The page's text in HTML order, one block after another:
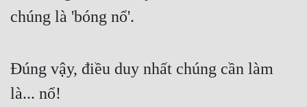
Xa Lộ Dịch
chúng là 'bóng nổ'.
Đúng vậy, điều duy nhất chúng cần làm
là... nổ!